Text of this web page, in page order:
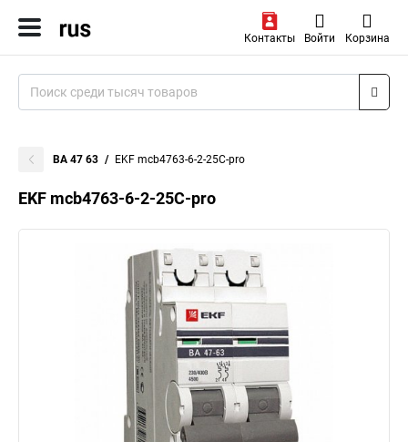
Контакты Войти Корзина
ВА 47 63 EKF mcb4763-6-2-25C-pro
EKF mcb4763-6-2-25C-pro